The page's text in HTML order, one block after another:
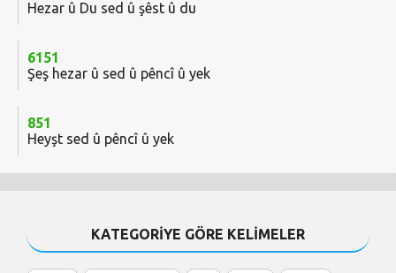
Hezar û Du sed û şêst û du
6151
Şeş hezar û sed û pêncî û yek
851
Heyşt sed û pêncî û yek
KATEGORİYE GÖRE KELİMELER